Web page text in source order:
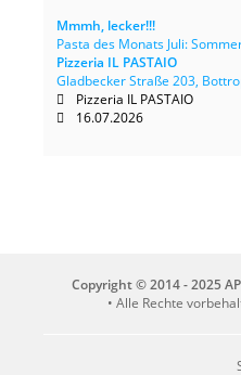
Mmmh, lecker!!!
Pasta des Monats Juli:
Pizzeria IL PASTAIO
Gladbecker Straße 203,
Pizzeria IL PASTAIO
16.07.2026
Copyright © 2014 - 2025
• Alle Rechte